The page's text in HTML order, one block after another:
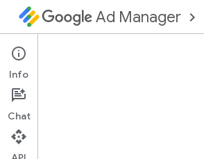
Ad Manager
Configura l'SDK GMA Next-Gen
Note di rilascio
Info
Chat